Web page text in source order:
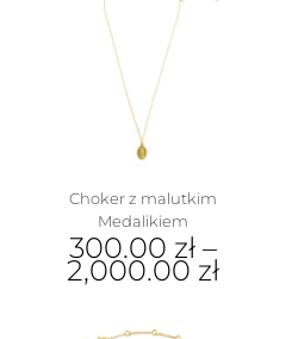
Choker z malutkim
Medalikiem
300.00 zł –
2,000.00 zł